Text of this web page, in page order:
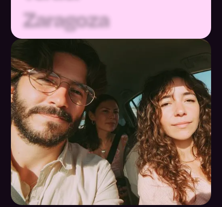
Asturias
Baleares
Las Palmas
Santa Cruz de
Tenerife
Cantabria
Ávila